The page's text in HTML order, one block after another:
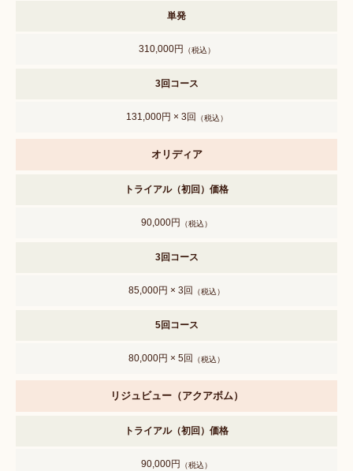
単発
310,000円 （税込）
3回コース
131,000円 × 3回 （税込）
オリディア
トライアル（初回）価格
90,000円 （税込）
3回コース
85,000円 × 3回 （税込）
5回コース
80,000円 × 5回 （税込）
リジュビュー（アクアボム）
トライアル（初回）価格
90,000円 （税込）